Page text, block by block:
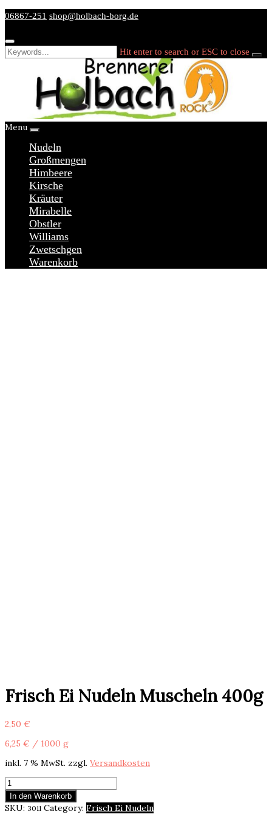
Skip
06867-251 shop@holbach-borg.de
Hit enter to search or ESC to close
Menu
Nudeln
Großmengen
Himbeere
Kirsche
Kräuter
Mirabelle
Obstler
Williams
Zwetschgen
Warenkorb
Frisch Ei Nudeln Muscheln 400g
2,50 €
6,25 € / 1000 g
inkl. 7 % MwSt. zzgl. Versandkosten
Frisch
Ei
Nudeln
Muscheln
In den Warenkorb
SKU: 3011 Category: Frisch Ei Nudeln